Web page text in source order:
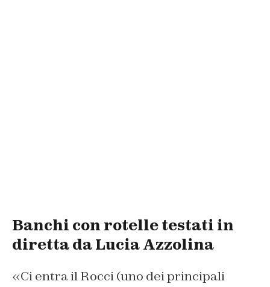
Banchi con rotelle testati in
diretta da Lucia Azzolina
«Ci entra il Rocci (uno dei principali